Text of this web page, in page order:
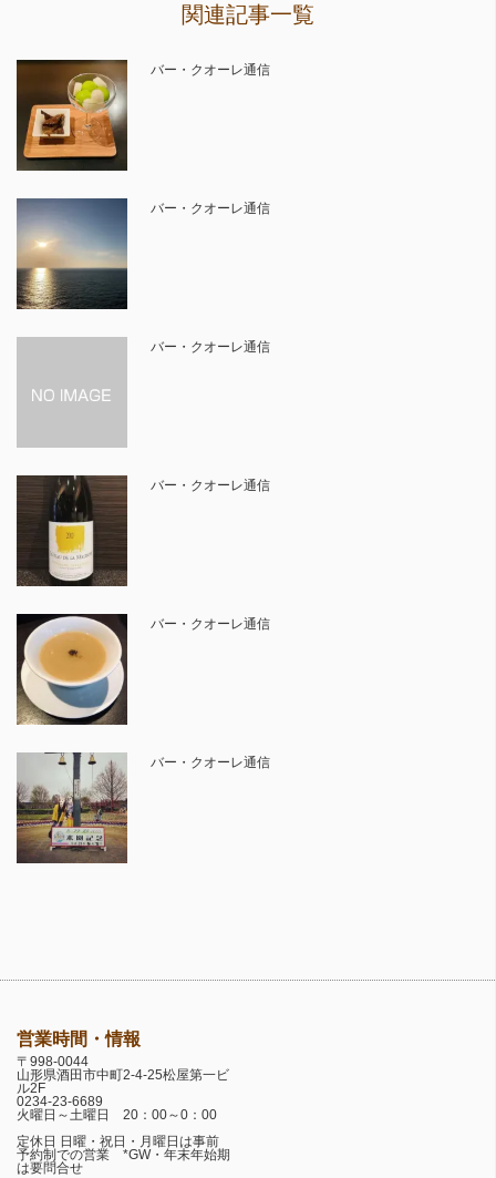
関連記事一覧
バー・クオーレ通信
バー・クオーレ通信
バー・クオーレ通信
バー・クオーレ通信
バー・クオーレ通信
バー・クオーレ通信
営業時間・情報
〒998-0044
山形県酒田市中町2-4-25松屋第一ビ
ル2F
0234-23-6689
火曜日～土曜日 20：00～0：00
定休日 日曜・祝日・月曜日は事前
予約制での営業 *GW・年末年始期
は要問合せ